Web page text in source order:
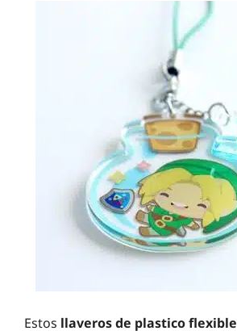
Estos llaveros de plastico flexible